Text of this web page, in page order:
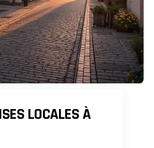
LOCALES À